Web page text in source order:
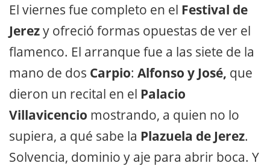
El viernes fue completo en el Festival de
Jerezy ofreció formas opuestas de ver el
flamenco. El arranque fue a las siete de la
mano de dos Carpio: Alfonso y José, que
dieron un recital en el Palacio
Villavicencio mostrando, a quien no lo
supiera, a qué sabe la Plazuela de Jerez.
Solvencia, dominio y aje para abrir boca. Y